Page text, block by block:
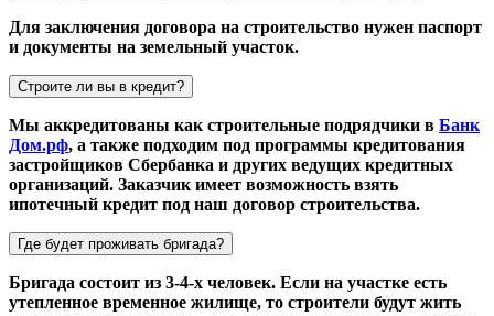
Для заключения договора на строительство нужен паспорт
и документы на земельный участок.
Строите ли вы в кредит?
Мы аккредитованы как строительные подрядчики в Банк
Дом.рф, а также подходим под программы кредитования
застройщиков Сбербанка и других ведущих кредитных
организаций. Заказчик имеет возможность взять
ипотечный кредит под наш договор строительства.
Где будет проживать бригада?
Бригада состоит из 3-4-х человек. Если на участке есть
утепленное временное жилище, то строители будут жить